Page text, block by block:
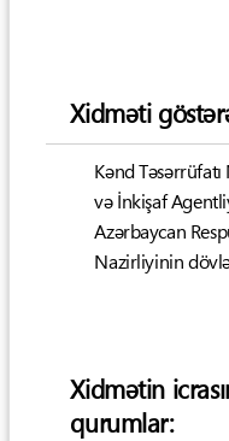
Xidməti
Kənd
və İnkişaf
Azərbaycan
Nazirliyinin
Xidmətin
qurumlar: